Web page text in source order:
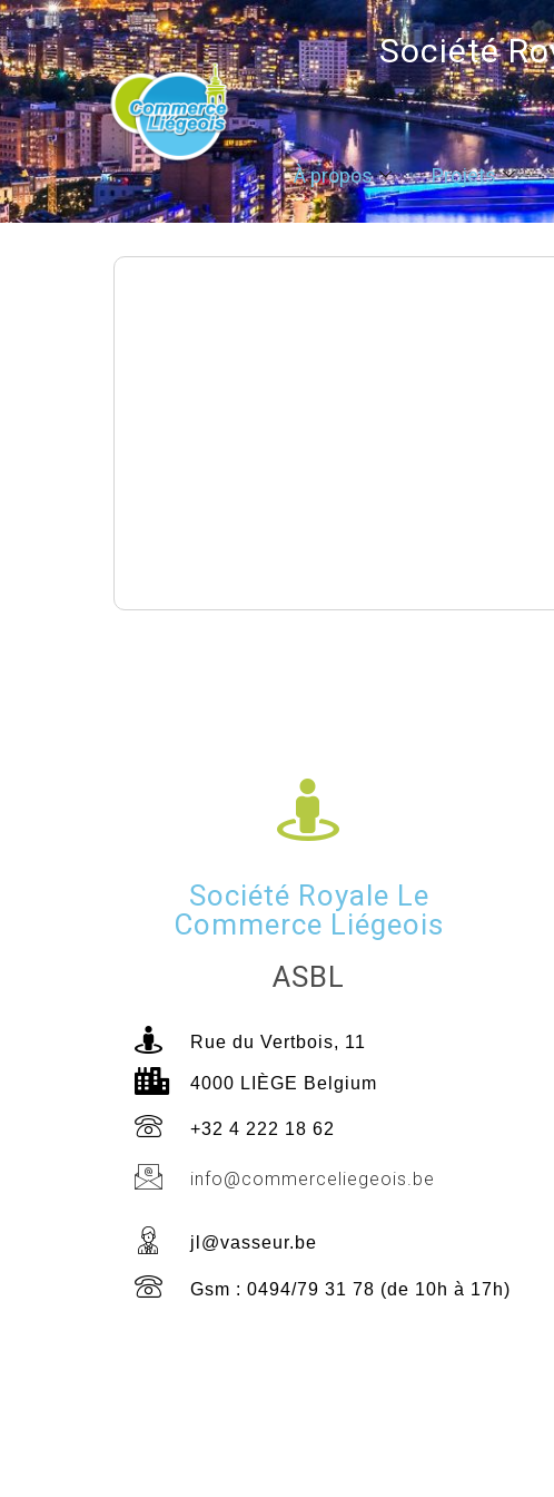
Société
À propos Projets
Société Royale Le
Commerce Liégeois
ASBL
Rue du Vertbois, 11
4000 LIÈGE Belgium
+32 4 222 18 62
info@commerceliegeois.be
jl@vasseur.be
Gsm : 0494/79 31 78 (de 10h à 17h)